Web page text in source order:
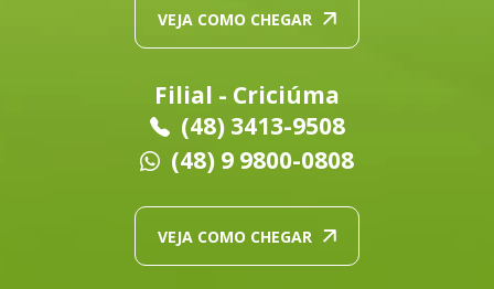
VEJA COMO CHEGAR
Filial - Criciúma
(48) 3413-9508
(48) 9 9800-0808
VEJA COMO CHEGAR